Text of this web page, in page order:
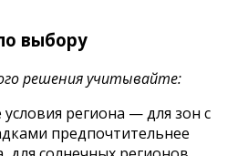
выбору
решения учитывайте:
региона — для зон с
предпочтительнее